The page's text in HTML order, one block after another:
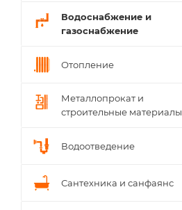
Водоснабжение и
газоснабжение
Отопление
Металлопрокат и
строительные материалы
Водоотведение
Сантехника и санфаянс